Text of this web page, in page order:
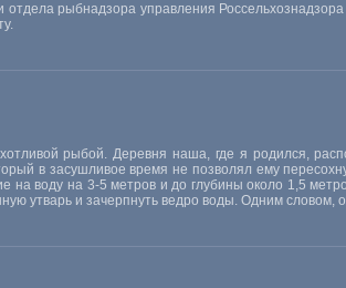
рыбнадзора управления
рыбой. Деревня наша, где я родился,
в засушливое время не позволял ему
воду на 3-5 метров и до глубины около 1,5
утварь и зачерпнуть ведро воды. Одним словом,